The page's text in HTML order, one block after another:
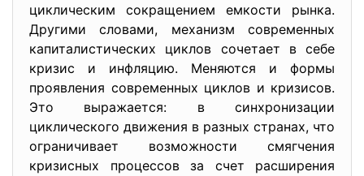
циклическим сокращением емкости рынка.
Другими словами, механизм современных
капиталистических циклов сочетает в себе
кризис и инфляцию. Меняются и формы
проявления современных циклов и кризисов.
Это выражается: в синхронизации
циклического движения в разных странах, что
ограничивает возможности смягчения
кризисных процессов за счет расширения